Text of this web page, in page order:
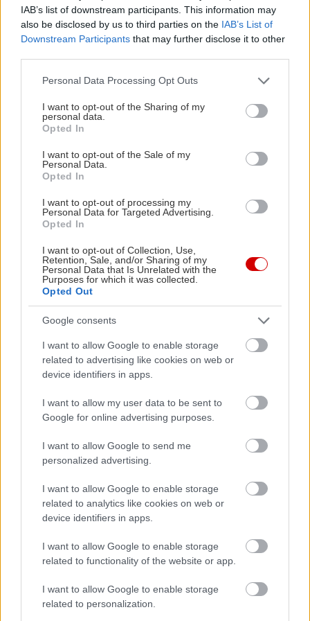
IAB’s list of downstream participants. This information may
also be disclosed by us to third parties on the IAB’s List of
Downstream Participants that may further disclose it to other
Please note that this website/app uses one or more Google
not limited to your visit or usage behaviour. You may click to
grant or deny consent to Google and its third-party tags to
use your data for below specified purposes in below Google
consent section.
Personal Data Processing Opt Outs
I want to opt-out of the Sharing of my
personal data.
Opted In
I want to opt-out of the Sale of my
Personal Data.
Opted In
I want to opt-out of processing my
Personal Data for Targeted Advertising.
Opted In
I want to opt-out of Collection, Use,
Retention, Sale, and/or Sharing of my
Personal Data that Is Unrelated with the
Purposes for which it was collected.
Opted Out
Google consents
I want to allow Google to enable storage
related to advertising like cookies on web or
device identifiers in apps.
I want to allow my user data to be sent to
Google for online advertising purposes.
I want to allow Google to send me
personalized advertising.
I want to allow Google to enable storage
related to analytics like cookies on web or
device identifiers in apps.
I want to allow Google to enable storage
related to functionality of the website or app.
I want to allow Google to enable storage
related to personalization.
οποία χρονολογούνται από την πρωτοελλαδική
έως την ρωμαϊκή περίοδο. Μέσα στο μουσείο,
επίσης, σε έναν ειδικά διαμορφωμένο χώρο
αναπαριστάται το ιδιαίτερης αρχιτεκτονικής
Σκυριανό σπίτι, με όλους τους λειτουργικούς του
χώρους.
- Λαογραφικό Μουσείο Φαλτάιτς:
Σχεδόν δίπλα
στο αρχαιολογικό μουσείο, το Μουσείο Φαλτάιτς,
με το υπέροχο ξύλινο μπαλκονάκι του –όπου θα
αράξετε μετά την είσκεψή σας για καφέ και
πανοραμική θέα στη θάλασσα– στεγάζει σε ένα
αυθεντικό σκυριανό σπίτι όλη την
καθημερινότητα και την Ιστορία του νησιού ανά
τους αιώνες. Χρηστικά και διακοσμητικά
τα οποία ξεχωρίζουν τα χαρακτηριστικά χαμηλά
καρεκλάκια– παραδοσιακές φορεσιές, κεντήματα
πριν, αλλά και ιστορικά χειρόγραφα όπως η
επανάστασης από τον Πατριάρχη
Κωνσταντινουπόλεως, Γρηγόριο Ε’, ιστορικά
αποκόμματα εφημερίδων, σπάνιες εκδόσεις
βιβλίων και άλλα πολλά.
Τα πανηγύρια
Τριακόσια πενήντα και